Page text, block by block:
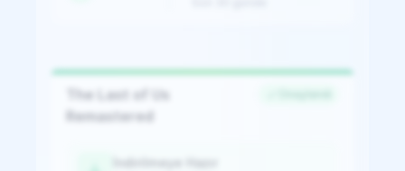
The Last of Us
Remastered
İndirilmeye Hazır